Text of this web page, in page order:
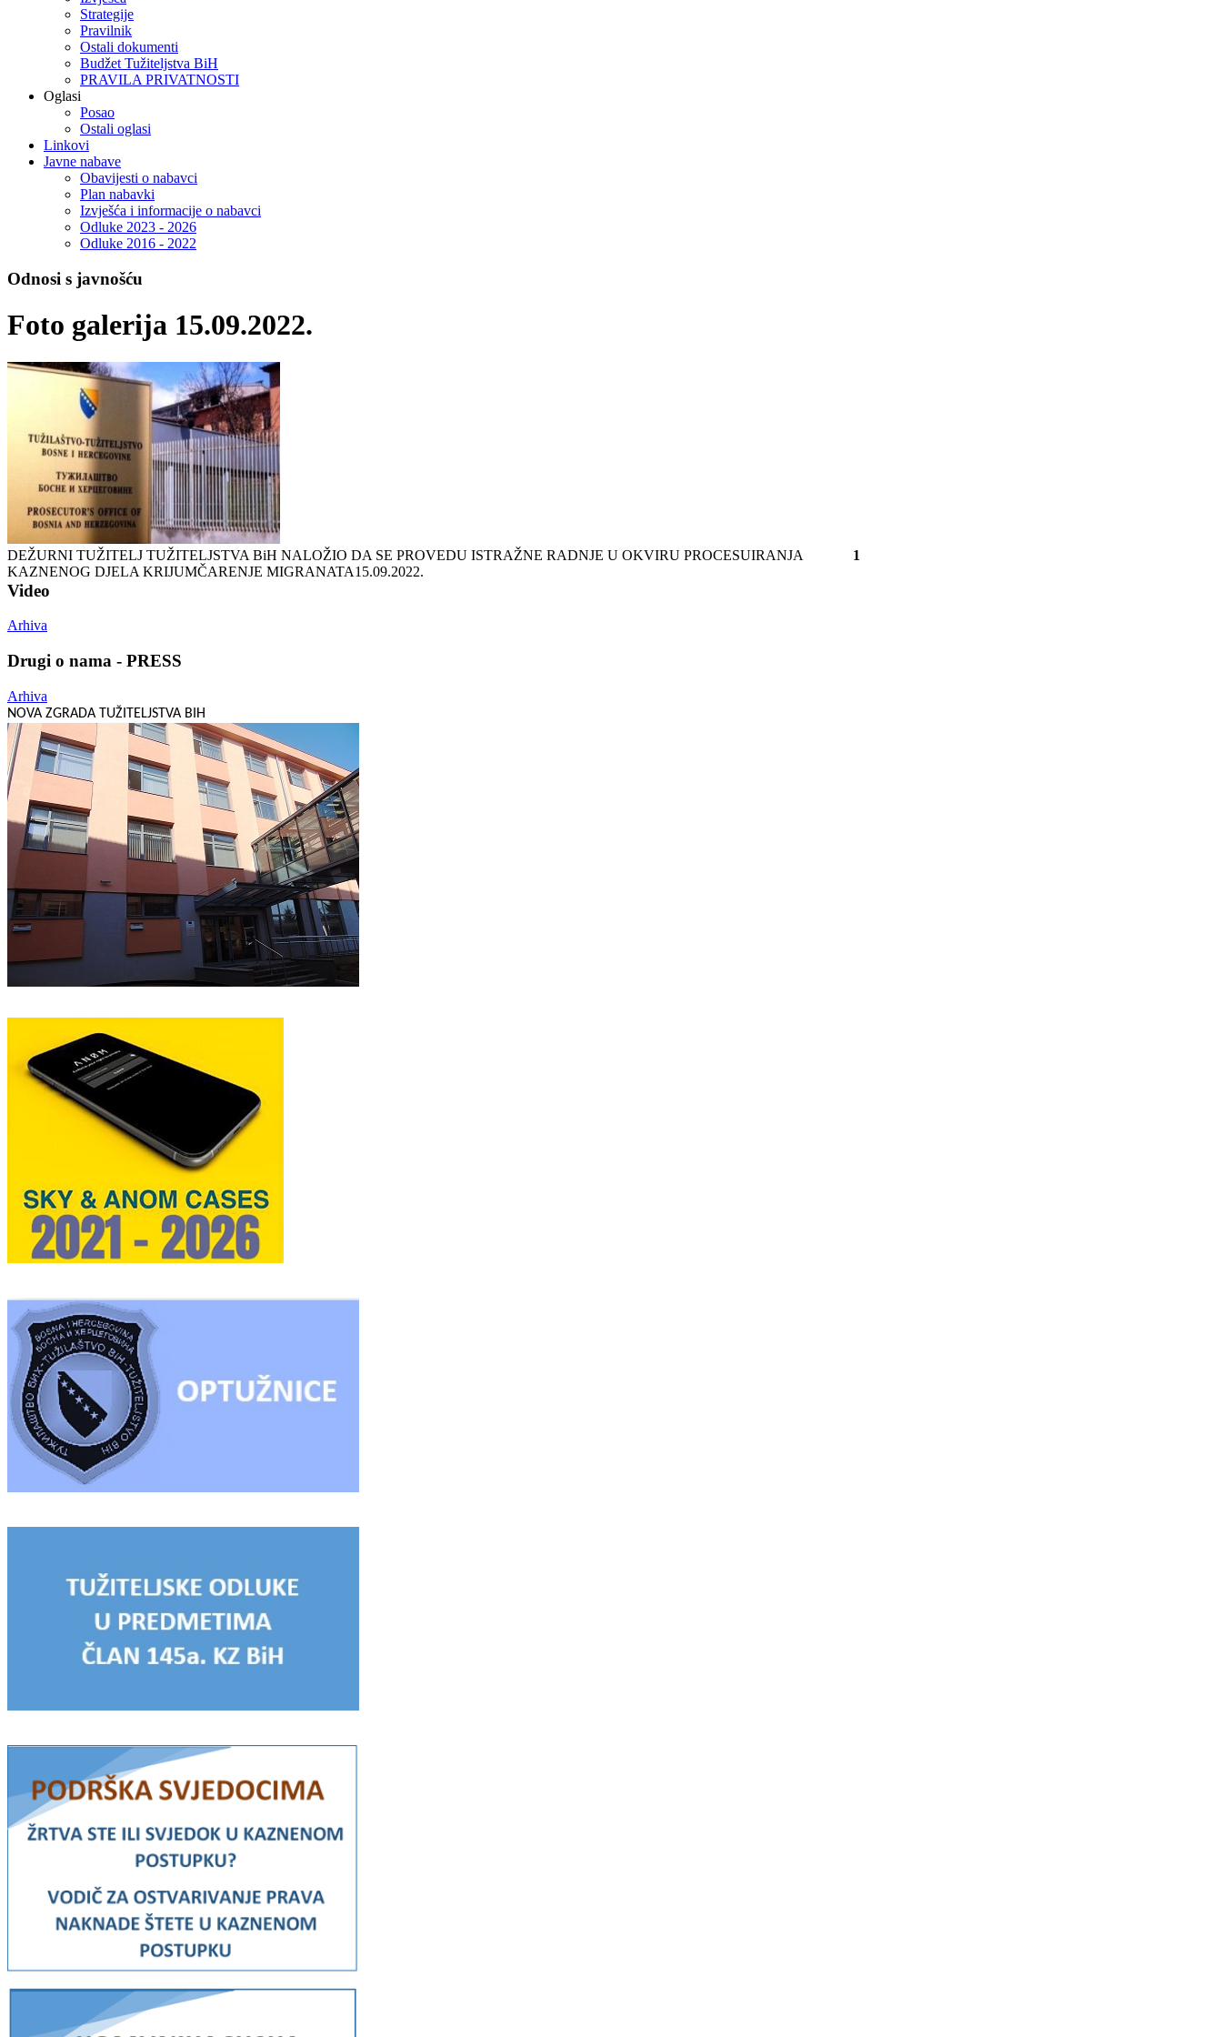
Strategije
Pravilnik
Ostali dokumenti
Budžet Tužiteljstva BiH
PRAVILA PRIVATNOSTI
Oglasi
Posao
Ostali oglasi
Linkovi
Javne nabave
Obavijesti o nabavci
Plan nabavki
Izvješća i informacije o nabavci
Odluke 2023 - 2026
Odluke 2016 - 2022
Odnosi s javnošću
Foto galerija 15.09.2022.
DEŽURNI TUŽITELJ TUŽITELJSTVA BiH NALOŽIO DA SE PROVEDU ISTRAŽNE RADNJE U OKVIRU PROCESUIRANJA
KAZNENOG DJELA KRIJUMČARENJE MIGRANATA15.09.2022.
1
Video
Arhiva
Drugi o nama - PRESS
Arhiva
NOVA ZGRADA TUŽITELJSTVA BIH